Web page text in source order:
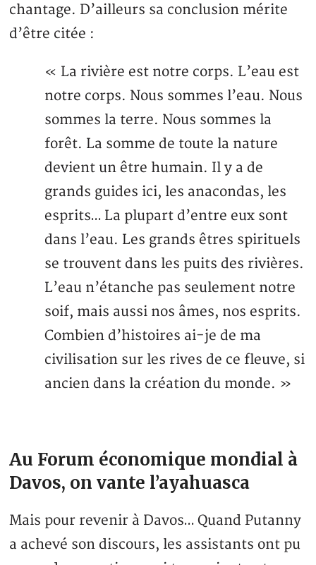
chantage. D’ailleurs sa conclusion mérite
d’être citée :
« La rivière est notre corps. L’eau est
notre corps. Nous sommes l’eau. Nous
sommes la terre. Nous sommes la
forêt. La somme de toute la nature
devient un être humain. Il y a de
grands guides ici, les anacondas, les
esprits… La plupart d’entre eux sont
dans l’eau. Les grands êtres spirituels
se trouvent dans les puits des rivières.
L’eau n’étanche pas seulement notre
soif, mais aussi nos âmes, nos esprits.
Combien d’histoires ai-je de ma
civilisation sur les rives de ce fleuve, si
ancien dans la création du monde. »
Au Forum économique mondial à
Davos, on vante l’ayahuasca
Mais pour revenir à Davos… Quand Putanny
a achevé son discours, les assistants ont pu